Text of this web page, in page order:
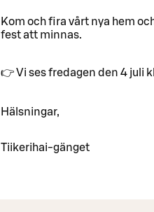
Kom och fira vårt nya hem
fest att minnas.
👉 Vi ses fredagen den 4 juli
Hälsningar,
Tiikerihai-gänget